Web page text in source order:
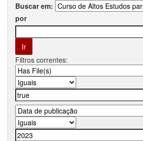
Buscar em:
por
Filtros correntes: